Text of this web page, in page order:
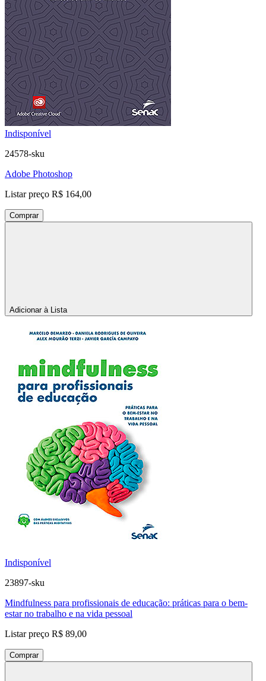
Indisponível
24578-sku
Adobe Photoshop
Listar preço R$ 164,00
Comprar
Adicionar à Lista
Indisponível
23897-sku
Mindfulness para profissionais de educação: práticas para o bem-
estar no trabalho e na vida pessoal
Listar preço R$ 89,00
Comprar